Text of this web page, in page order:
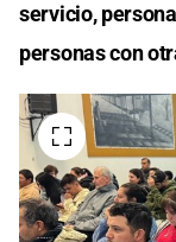
servicio,
personas con